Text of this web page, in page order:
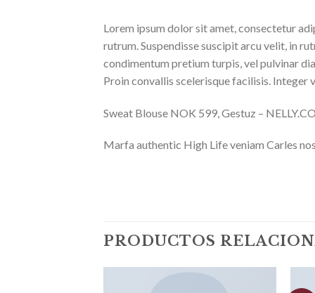
Lorem ipsum dolor sit amet, consectetur
rutrum. Suspendisse suscipit arcu velit, in
condimentum pretium turpis, vel pulvinar
Proin convallis scelerisque facilisis. Integer
Sweat Blouse NOK 599, Gestuz –
Marfa authentic High Life veniam Carles
PRODUCTOS